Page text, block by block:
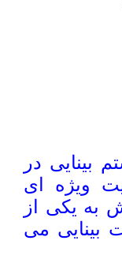
بینایی در
ویژه ای
به یکی از
بینایی می